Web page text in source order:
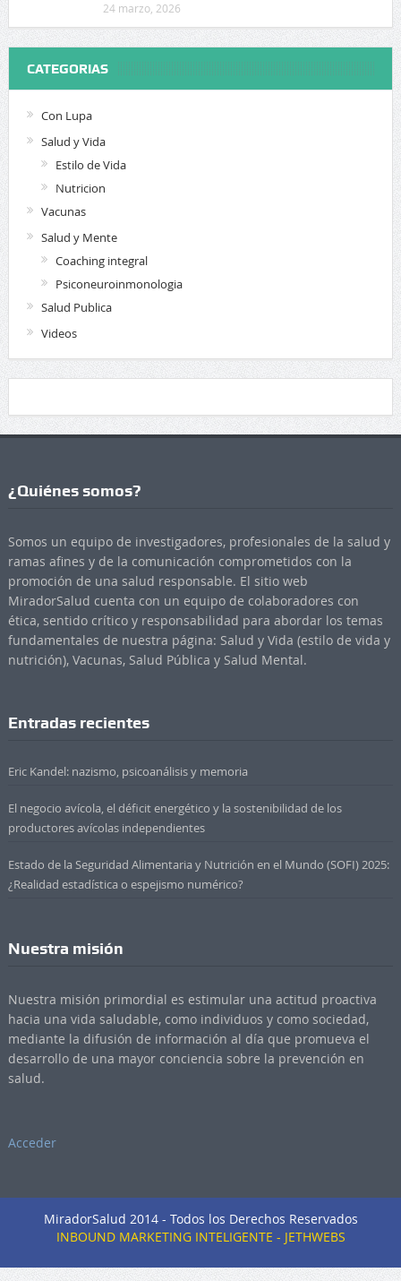
24 marzo, 2026
CATEGORIAS
Con Lupa
Salud y Vida
Estilo de Vida
Nutricion
Vacunas
Salud y Mente
Coaching integral
Psiconeuroinmonologia
Salud Publica
Videos
¿Quiénes somos?
Somos un equipo de investigadores, profesionales de la salud y
ramas afines y de la comunicación comprometidos con la
promoción de una salud responsable. El sitio web
MiradorSalud cuenta con un equipo de colaboradores con
ética, sentido crítico y responsabilidad para abordar los temas
fundamentales de nuestra página: Salud y Vida (estilo de vida y
nutrición), Vacunas, Salud Pública y Salud Mental.
Entradas recientes
Eric Kandel: nazismo, psicoanálisis y memoria
El negocio avícola, el déficit energético y la sostenibilidad de los
productores avícolas independientes
Estado de la Seguridad Alimentaria y Nutrición en el Mundo (SOFI) 2025:
¿Realidad estadística o espejismo numérico?
Nuestra misión
Nuestra misión primordial es estimular una actitud proactiva
hacia una vida saludable, como individuos y como sociedad,
mediante la difusión de información al día que promueva el
desarrollo de una mayor conciencia sobre la prevención en
salud.
Acceder
MiradorSalud 2014 - Todos los Derechos Reservados
INBOUND MARKETING INTELIGENTE - JETHWEBS